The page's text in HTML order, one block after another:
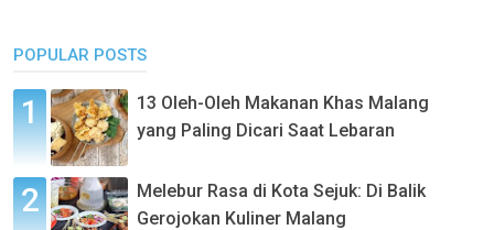
POPULAR POSTS
13 Oleh-Oleh Makanan Khas Malang
yang Paling Dicari Saat Lebaran
Melebur Rasa di Kota Sejuk: Di Balik
Gerojokan Kuliner Malang